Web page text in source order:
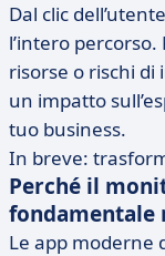
Dal clic
l’intero
risorse o rischi
un impatto
tuo business.
In breve:
Perché il
fondamentale
Le app moderne